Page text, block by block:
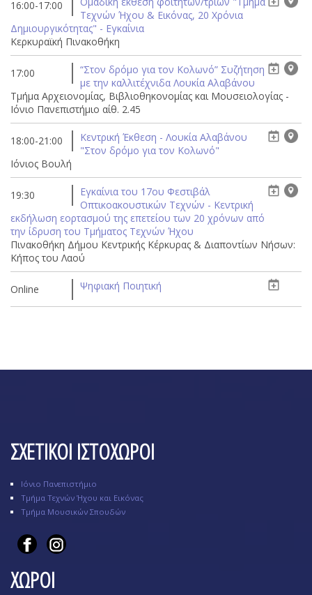
16:00-17:00
Τεχνών Ήχου & Εικόνας, 20 Χρόνια
Δημιουργικότητας" - Εγκαίνια
Κερκυραϊκή Πινακοθήκη
17:00
“Στον δρόμο για τον Κολωνό” Συζήτηση
με την καλλιτέχνιδα Λουκία Αλαβάνου
Τμήμα Αρχειονομίας, Βιβλιοθηκονομίας και Μουσειολογίας -
Ιόνιο Πανεπιστήμιο αίθ. 2.45
18:00-21:00
Κεντρική Έκθεση - Λουκία Αλαβάνου
"Στον δρόμο για τον Κολωνό"
Ιόνιος Βουλή
19:30
Εγκαίνια του 17ου Φεστιβάλ
Οπτικοακουστικών Τεχνών - Κεντρική
εκδήλωση εορτασμού της επετείου των 20 χρόνων από
την ίδρυση του Τμήματος Τεχνών Ήχου
Πινακοθήκη Δήμου Κεντρικής Κέρκυρας & Διαποντίων Νήσων:
Κήπος του Λαού
Online Ψηφιακή Ποιητική
ΣΧΕΤΙΚΟΙ ΙΣΤΟΧΩΡΟΙ
Ιόνιο Πανεπιστήμιο
Τμήμα Τεχνών Ήχου και Εικόνας
Τμήμα Μουσικών Σπουδών
ΧΩΡΟΙ